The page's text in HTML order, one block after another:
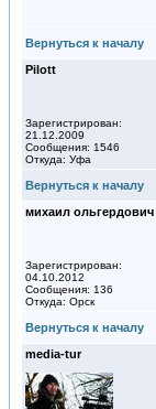
Вернуться к началу
Pilott
Зарегистрирован:
21.12.2009
Сообщения: 1546
Откуда: Уфа
Вернуться к началу
михаил ольгердович
Зарегистрирован:
04.10.2012
Сообщения: 136
Откуда: Орск
Вернуться к началу
media-tur